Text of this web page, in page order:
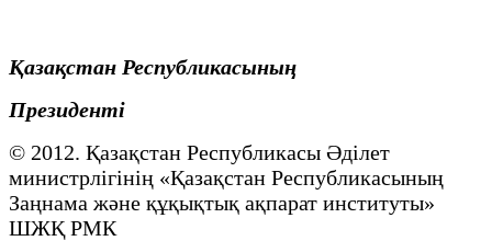
Қазақстан Республикасының
Президенті
© 2012. Қазақстан Республикасы Әділет
министрлігінің «Қазақстан Республикасының
Заңнама және құқықтық ақпарат институты»
ШЖҚ РМК